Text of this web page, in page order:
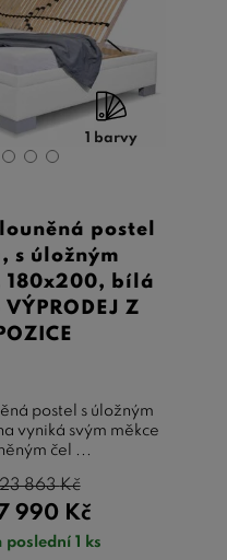
1 barvy
postel
s úložným
180x200, bílá
Z
postel s úložným
vyniká svým měkce
čel ...
990 Kč
863Kč
poslední 1 ks